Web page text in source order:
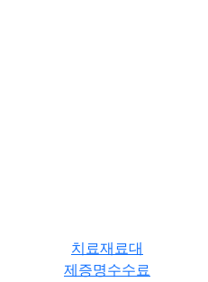
치료재료대
제증명수수료